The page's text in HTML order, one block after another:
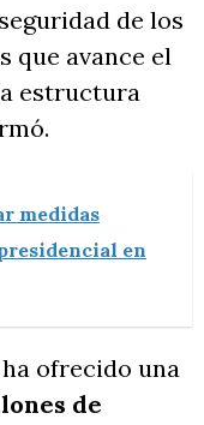
de los
que avance el
estructura
medidas
en
ofrecido una
de